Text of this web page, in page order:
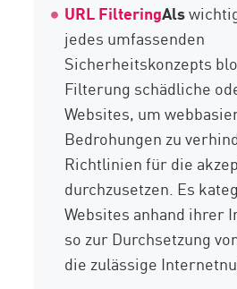
URL FilteringAls
jedes umfassenden
Sicherheitskonzepts
Filterung schädliche
Websites, um
Bedrohungen zu
Richtlinien für die
durchzusetzen. Es
Websites anhand ihrer
so zur Durchsetzung
die zulässige